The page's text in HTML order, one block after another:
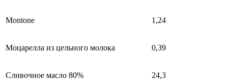
Montone 1,24
Моцарелла из цельного молока 0,39
Сливочное масло 80% 24,3